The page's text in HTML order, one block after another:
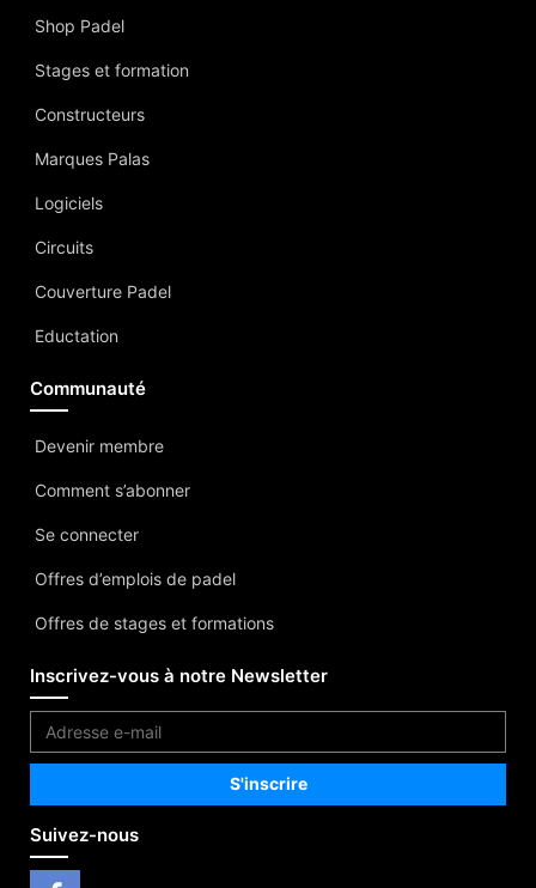
Shop Padel
Stages et formation
Constructeurs
Marques Palas
Logiciels
Circuits
Couverture Padel
Eductation
Communauté
Devenir membre
Comment s’abonner
Se connecter
Offres d’emplois de padel
Offres de stages et formations
Inscrivez-vous à notre Newsletter
Suivez-nous